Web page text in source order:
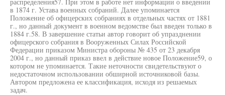
в 1874 г. Устава военных собраний. Далее упоминается
Положение об офицерских собраниях в отдельных частях от 1881
г., но данный документ в военном ведомстве был введен только в
1884 г.58. В завершение статьи автор говорит об упразднении
офицерского собрания в Вооруженных Силах Российской
Федерации приказом Министра обороны № 435 от 23 декабря
2004 г., но данный приказ ввел в действие новое Положение59, о
котором не упоминается. Такие неточности свидетельствуют о
недостаточном использовании обширной источниковой базы.
Автором предложена ее классификация, исходя из решаемых
задач.